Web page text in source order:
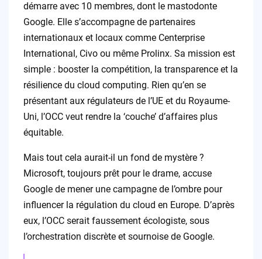
démarre avec 10 membres, dont le mastodonte
Google. Elle s’accompagne de partenaires
internationaux et locaux comme Centerprise
International, Civo ou même Prolinx. Sa mission est
simple : booster la compétition, la transparence et la
résilience du cloud computing. Rien qu’en se
présentant aux régulateurs de l’UE et du Royaume-
Uni, l’OCC veut rendre la ‘couche’ d’affaires plus
équitable.
Mais tout cela aurait-il un fond de mystère ?
Microsoft, toujours prêt pour le drame, accuse
Google de mener une campagne de l’ombre pour
influencer la régulation du cloud en Europe. D’après
eux, l’OCC serait faussement écologiste, sous
l’orchestration discrète et sournoise de Google.